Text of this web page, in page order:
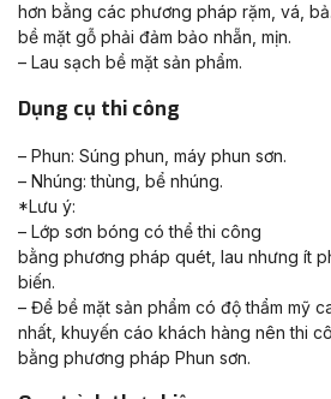
hơn bằng các phương pháp rặm, vá,
bề mặt gỗ phải đảm bảo nhẵn, mịn.
– Lau sạch bề mặt sản phẩm.
Dụng cụ thi công
– Phun: Súng phun, máy phun sơn.
– Nhúng: thùng, bể nhúng.
*Lưu ý:
– Lớp sơn bóng có thể thi công
bằng phương pháp quét, lau nhưng ít
biến.
– Để bề mặt sản phẩm có độ thẩm mỹ
nhất, khuyến cáo khách hàng nên thi
bằng phương pháp Phun sơn.